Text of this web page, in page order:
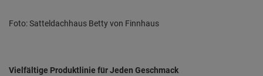
Foto: Satteldachhaus Betty von Finnhaus
Vielfältige Produktlinie für Jeden Geschmack